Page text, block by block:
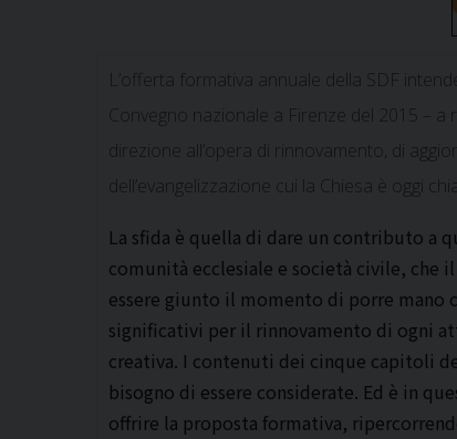
L’offerta formativa annuale della SDF
Convegno nazionale a Firenze del 2015 –
direzione all’opera di rinnovamento, di
dell’evangelizzazione cui la Chiesa è oggi
La sfida è quella di dare un contributo a
comunità ecclesiale e società civile, che
essere giunto il momento di porre mano
significativi per il rinnovamento di ogni
creativa. I contenuti dei cinque capitoli
bisogno di essere considerate. Ed è in
offrire la proposta formativa,